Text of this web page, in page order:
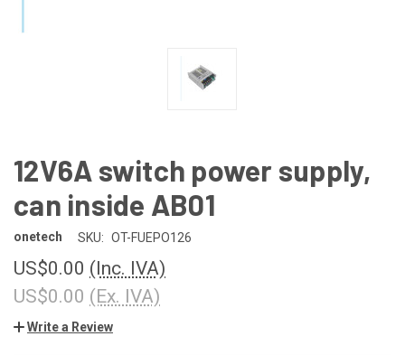
12V6A switch power supply,
can inside AB01
onetech SKU: OT-FUEPO126
US$0.00 (Inc. IVA)
US$0.00 (Ex. IVA)
Write a Review